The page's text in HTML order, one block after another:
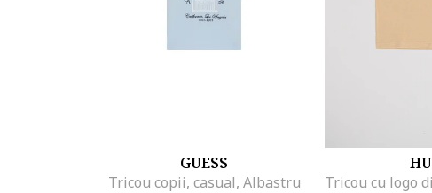
GUESS
Tricou copii, casual, Albastru